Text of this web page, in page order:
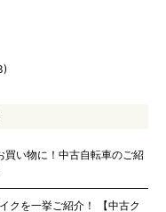
買い物に！中古自転車のご紹
クを一挙ご紹介！ 【中古ク